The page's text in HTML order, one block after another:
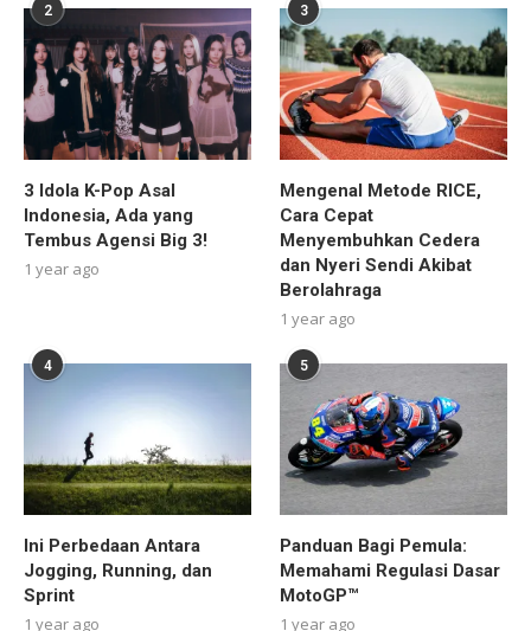
2
3 Idola K-Pop Asal
Indonesia, Ada yang
Tembus Agensi Big 3!
1 year ago
3
Mengenal Metode RICE,
Cara Cepat
Menyembuhkan Cedera
dan Nyeri Sendi Akibat
Berolahraga
1 year ago
4
Ini Perbedaan Antara
Jogging, Running, dan
Sprint
1 year ago
5
Panduan Bagi Pemula:
Memahami Regulasi Dasar
MotoGP™
1 year ago